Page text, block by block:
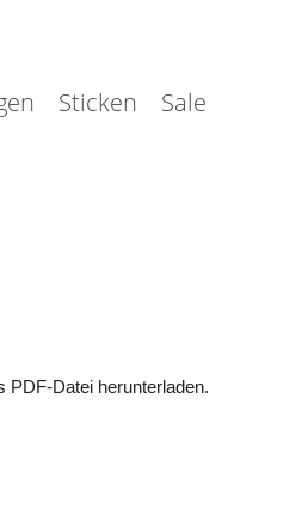
Sticken
Sale
PDF-Datei herunterladen.